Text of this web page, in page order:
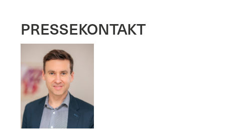
PRESSEKONTAKT